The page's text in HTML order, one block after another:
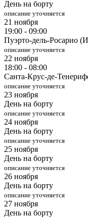
День на борту
описание уточняется
21 ноября
19:00 - 09:00
Пуэрто-дель-Росарио
описание уточняется
22 ноября
18:00 - 08:00
Санта-Крус-де-
описание уточняется
23 ноября
День на борту
описание уточняется
24 ноября
День на борту
описание уточняется
25 ноября
День на борту
описание уточняется
26 ноября
День на борту
описание уточняется
27 ноября
День на борту